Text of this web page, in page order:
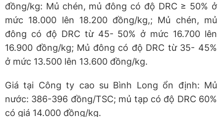
đồng/kg: Mủ chén, mủ đông có độ DRC ≥ 50% ở
mức 18.000 lên 18.200 đồng/kg,; Mủ chén, mủ
đông có độ DRC từ 45- 50% ở mức 16.700 lên
16.900 đồng/kg; Mủ đông có độ DRC từ 35- 45%
ở mức 13.500 lên 13.600 đồng/kg.
Giá tại Công ty cao su Bình Long ổn định: Mủ
nước: 386-396 đồng/TSC; mủ tạp có độ DRC 60%
có giá 14.000 đồng/kg.